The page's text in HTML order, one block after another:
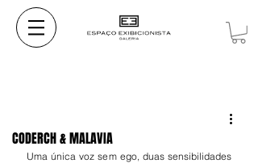
CODERCH & MALAVIA
Uma única voz sem ego, duas sensibilidades